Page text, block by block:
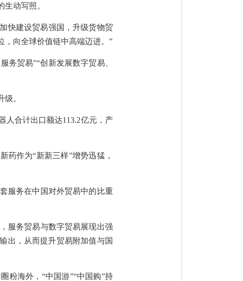
动写照。
快建设贸易强国，升级货物贸
，向全球价值链中高端迈进。”
务贸易”“创新发展数字贸易、
。
人合计出口额达113.2亿元，产
药作为“新新三样”增势迅猛，
服务在中国对外贸易中的比重
服务贸易与数字贸易展现出强
出，从而提升贸易附加值与国
粉海外，“中国游”“中国购”持